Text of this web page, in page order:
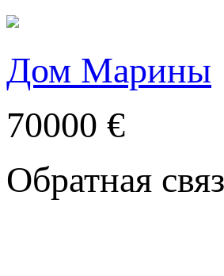
Дом Марины
70000 €
Обратная